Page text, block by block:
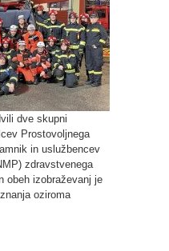
dve skupni
Prostovoljnega
in uslužbencev
zdravstvenega
obeh izobraževanj je
oziroma